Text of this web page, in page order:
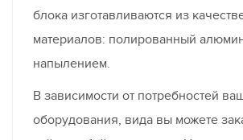
блока изготавливаются из
материалов: полированный
напылением.
В зависимости от потребностей
оборудования, вида вы можете